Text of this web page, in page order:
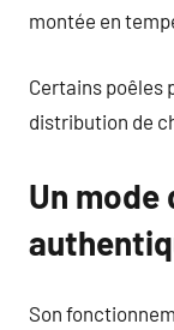
montée en
Certains poêles
distribution de
Un
Son